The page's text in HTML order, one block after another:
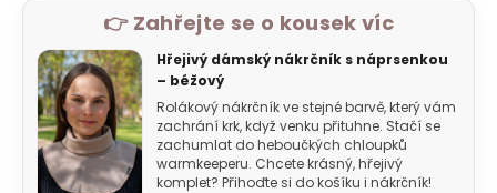
👉 Zahřejte se o kousek víc
Hřejivý dámský nákrčník s náprsenkou
– béžový
Rolákový nákrčník ve stejné barvě, který vám
zachrání krk, když venku přituhne. Stačí se
zachumlat do heboučkých chloupků
warmkeeperu. Chcete krásný, hřejivý
komplet? Přihoďte si do košíku i nákrčník!